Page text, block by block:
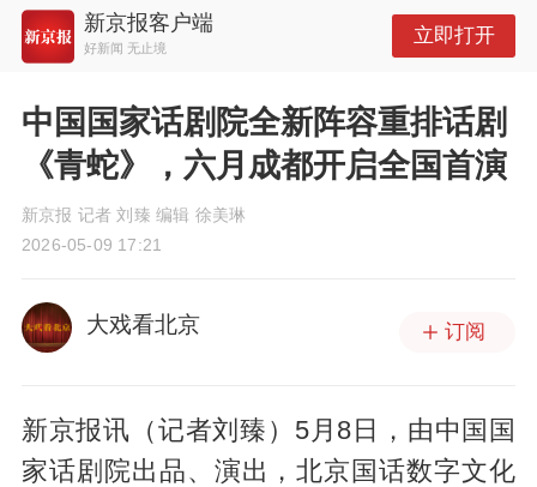
新京报客户端
好新闻 无止境
立即打开
中国国家话剧院全新阵容重排话剧
《青蛇》，六月成都开启全国首演
新京报 记者 刘臻 编辑 徐美琳
2026-05-09 17:21
大戏看北京 订阅
新京报讯（记者刘臻）5月8日，由中国国
家话剧院出品、演出，北京国话数字文化